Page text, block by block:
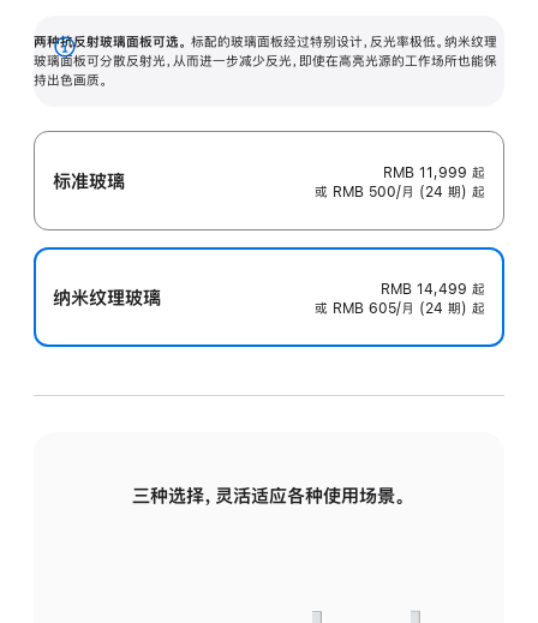
两种抗反射玻璃面板可选。 标配的玻璃面板经过特别设计，反光率极低。纳米纹理
玻璃面板可分散反射光，从而进一步减少反光，即使在高亮光源的工作场所也能保
持出色画质。
展
开
标准玻璃 RMB 11,999 起
或 RMB 500/月 (24 期) 起
纳米纹理玻璃 RMB 14,499 起
或 RMB 605/月 (24 期) 起
三种选择，灵活适应各种使用场景。